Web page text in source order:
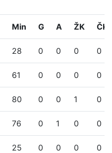
Min G A ŽK ČK
28 0 0 0 0
61 0 0 0 0
80 0 0 1 0
76 0 1 0 0
25 0 0 0 0